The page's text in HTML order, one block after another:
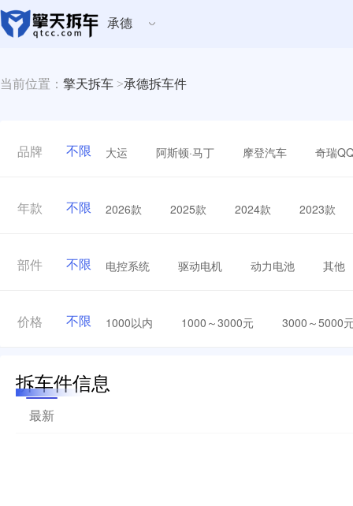
承德
当前位置： 擎天拆车 >承德拆车件
品牌 不限 大运 阿斯顿·马丁 摩登汽车 奇瑞
年款 不限 2026款 2025款 2024款 2023款
部件 不限 电控系统 驱动电机 动力电池 其他
价格 不限 1000以内 1000～3000元 3000～5000
拆车件信息
最新